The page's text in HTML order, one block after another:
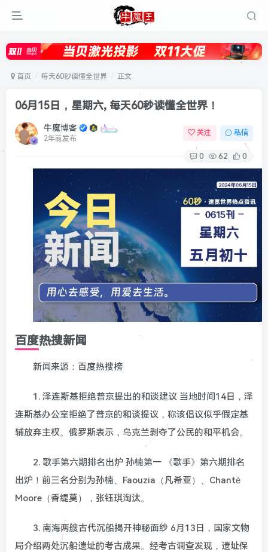
首页 每天60秒读懂全世界 正文
06月15日，星期六, 每天60秒读懂全世界！
牛魔博客
2年前发布
关注 私信
0 62 0
百度热搜新闻
新闻来源：百度热搜榜
1. 泽连斯基拒绝普京提出的和谈建议 当地时间14日，泽
连斯基办公室拒绝了普京的和谈提议，称该倡议似乎假定基
辅放弃主权。俄罗斯表示，乌克兰剥夺了公民的和平机会。
2. 歌手第六期排名出炉 孙楠第一 《歌手》第六期排名
出炉！前三名分别为孙楠、Faouzia（凡希亚）、Chanté
Moore（香缇莫），张钰琪淘汰。
3. 南海两艘古代沉船揭开神秘面纱 6月13日，国家文物
局介绍两处沉船遗址的考古成果。经考古调查发现，遗址保